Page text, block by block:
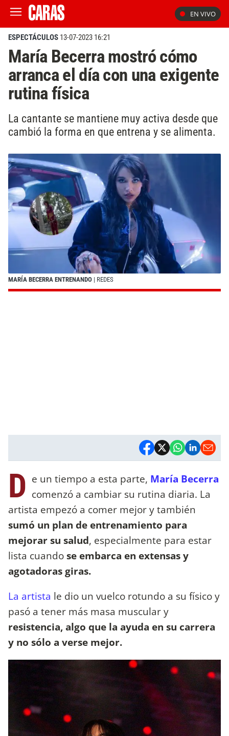
EN VIVO
ESPECTÁCULOS 13-07-2023 16:21
María Becerra mostró cómo
arranca el día con una exigente
rutina física
La cantante se mantiene muy activa desde que
cambió la forma en que entrena y se alimenta.
MARÍA BECERRA ENTRENANDO | REDES
D e un tiempo a esta parte, María Becerra
comenzó a cambiar su rutina diaria. La
artista empezó a comer mejor y también
sumó un plan de entrenamiento para
mejorar su salud, especialmente para estar
lista cuandose embarca en extensas y
agotadoras giras.
La artista le dio un vuelco rotundo a su físico y
pasó a tener más masa muscular y
resistencia, algo que la ayuda en su carrera
y no sólo a verse mejor.